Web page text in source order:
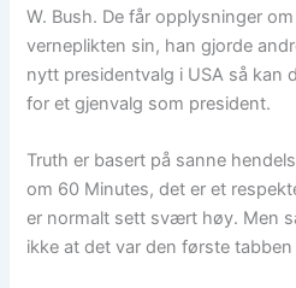
W. Bush. De får opplysninger
verneplikten sin, han gjorde
nytt presidentvalg i USA så kan
for et gjenvalg som president.
Truth er basert på sanne
om 60 Minutes, det er et
er normalt sett svært høy. Men
ikke at det var den første